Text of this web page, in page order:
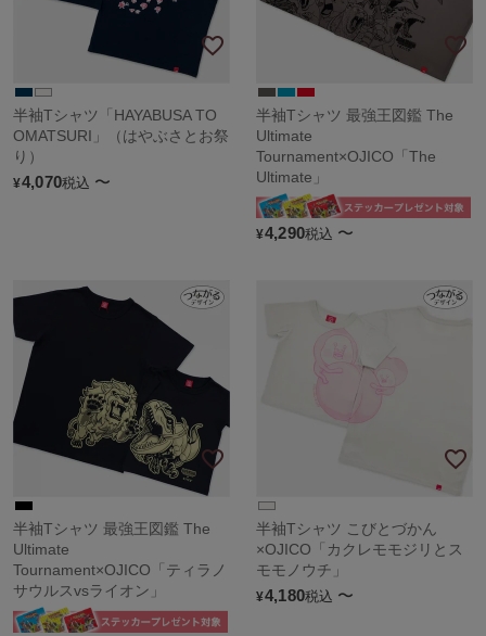
半袖Tシャツ「HAYABUSA TO
OMATSURI」（はやぶさとお祭
り）
¥4,070税込 〜
半袖Tシャツ 最強王図鑑 The
Ultimate
Tournament×OJICO「The
Ultimate」
¥4,290税込 〜
半袖Tシャツ 最強王図鑑 The
Ultimate
Tournament×OJICO「ティラノ
サウルスvsライオン」
半袖Tシャツ こびとづかん
×OJICO「カクレモモジリとス
モモノウチ」
¥4,180税込 〜